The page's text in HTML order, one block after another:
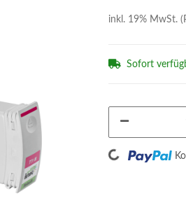
inkl. 19% MwSt.
Sofort
Loading...